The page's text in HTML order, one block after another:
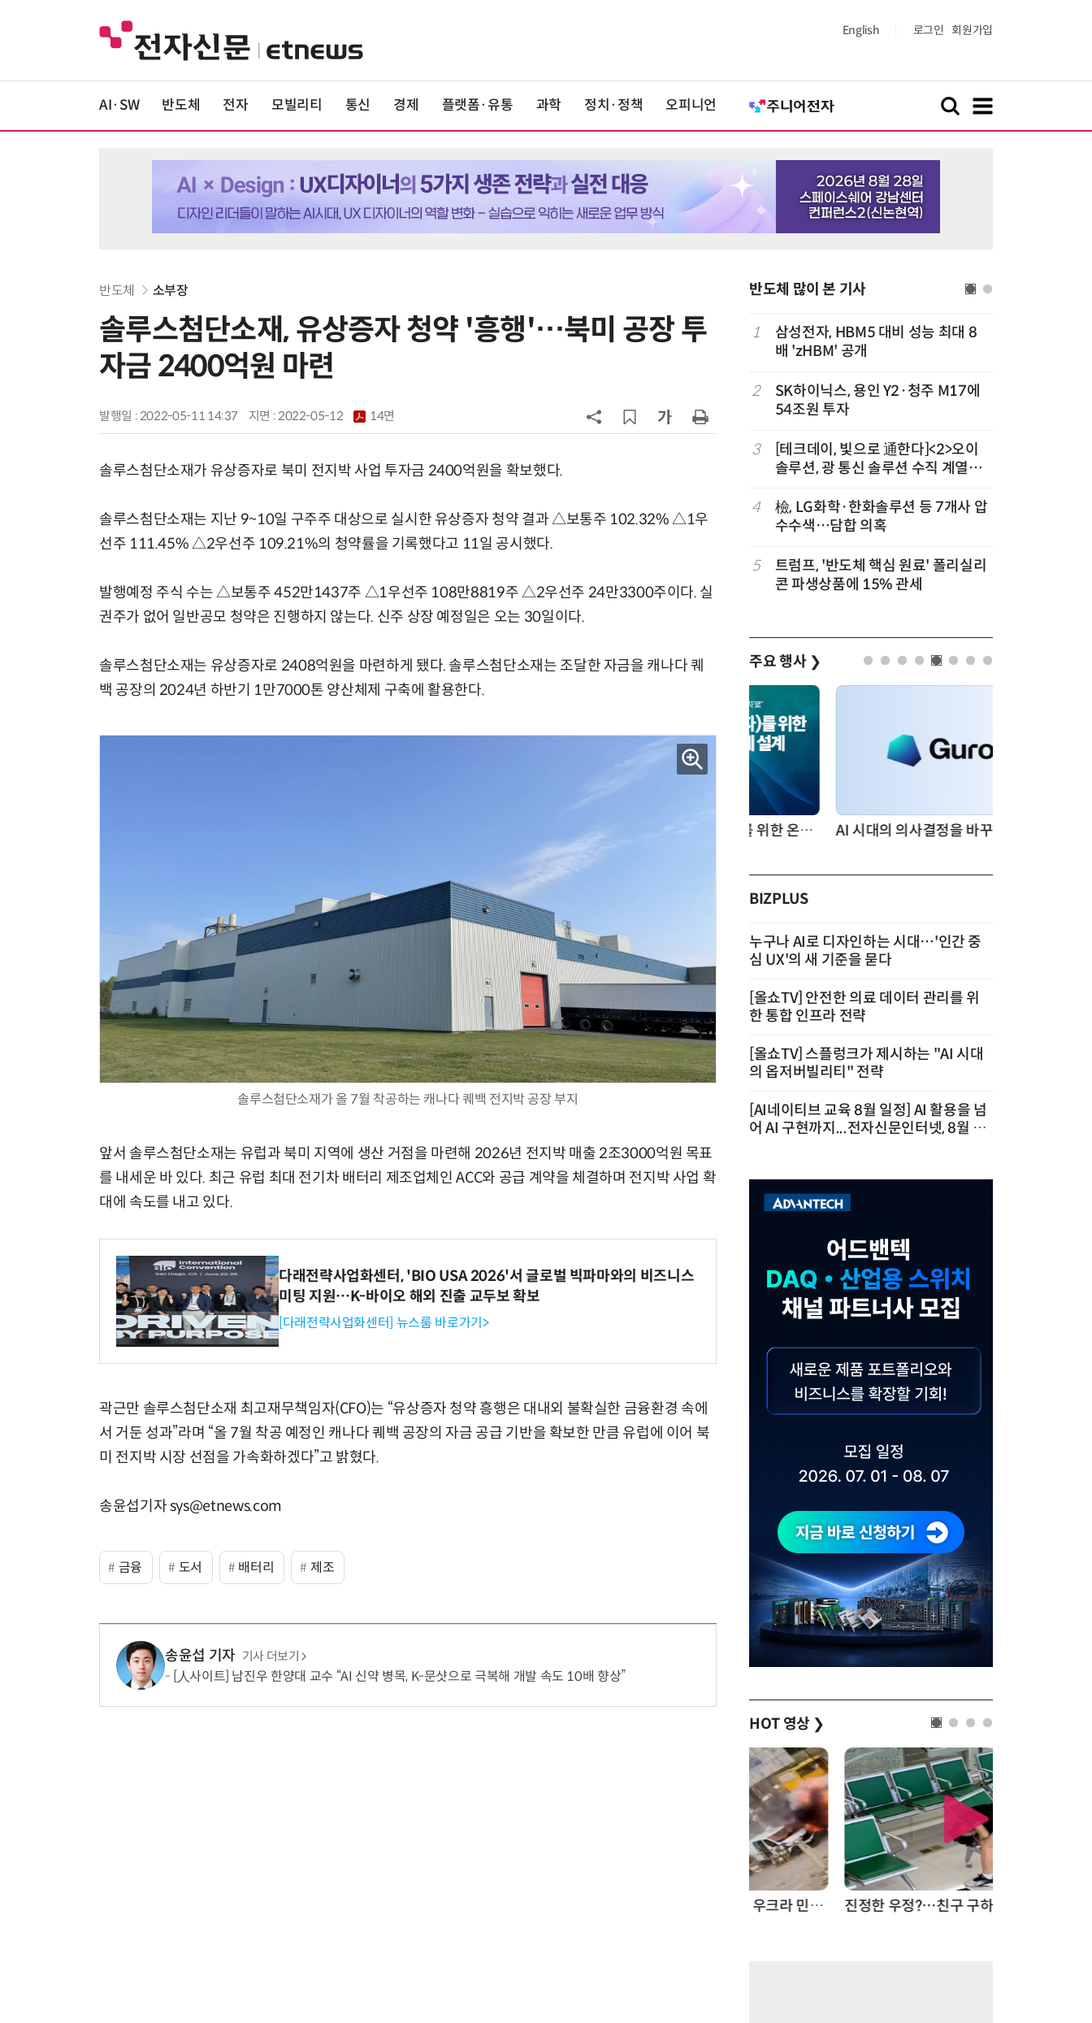
English 로그인 회원가입
AI·SW 반도체 전자 모빌리티 통신 경제 플랫폼·유통 과학 정치·정책 오피니언
반도체 소부장
솔루스첨단소재, 유상증자 청약 '흥행'…북미 공장 투
자금 2400억원 마련
발행일 : 2022-05-11 14:37 지면 :2022-05-12 14면
솔루스첨단소재가 유상증자로 북미 전지박 사업 투자금 2400억원을 확보했다.
솔루스첨단소재는 지난 9~10일 구주주 대상으로 실시한 유상증자 청약 결과 △보통주 102.32% △1우
선주 111.45% △2우선주 109.21%의 청약률을 기록했다고 11일 공시했다.
발행예정 주식 수는 △보통주 452만1437주 △1우선주 108만8819주 △2우선주 24만3300주이다. 실
권주가 없어 일반공모 청약은 진행하지 않는다. 신주 상장 예정일은 오는 30일이다.
솔루스첨단소재는 유상증자로 2408억원을 마련하게 됐다. 솔루스첨단소재는 조달한 자금을 캐나다 퀘
백 공장의 2024년 하반기 1만7000톤 양산체제 구축에 활용한다.
솔루스첨단소재가 올 7월 착공하는 캐나다 퀘백 전지박 공장 부지
앞서 솔루스첨단소재는 유럽과 북미 지역에 생산 거점을 마련해 2026년 전지박 매출 2조3000억원 목표
를 내세운 바 있다. 최근 유럽 최대 전기차 배터리 제조업체인 ACC와 공급 계약을 체결하며 전지박 사업 확
대에 속도를 내고 있다.
다래전략사업화센터, 'BIO USA 2026'서 글로벌 빅파마와의 비즈니스
미팅 지원…K-바이오 해외 진출 교두보 확보
[다래전략사업화센터] 뉴스룸 바로가기>
곽근만 솔루스첨단소재 최고재무책임자(CFO)는 “유상증자 청약 흥행은 대내외 불확실한 금융환경 속에
서 거둔 성과”라며 “올 7월 착공 예정인 캐나다 퀘백 공장의 자금 공급 기반을 확보한 만큼 유럽에 이어 북
미 전지박 시장 선점을 가속화하겠다”고 밝혔다.
송윤섭기자 sys@etnews.com
금융 도서 배터리 제조
송윤섭 기자 기사 더보기
[人사이트] 남진우 한양대 교수 “AI 신약 병목, K-문샷으로 극복해 개발 속도 10배 향상”
반도체 많이 본 기사
6
AMD, 데이터센터 매출 2배 급증…2
속…외부 파트너 유치 포석
·PIM', FMS 2026 어워드서 2관왕
고 소재는 아직
넘었다…中 전기차 재활용 체계 시
험대
1
삼성전자, HBM5 대비 성능 최대 8
배 'zHBM' 공개
2
SK하이닉스, 용인 Y2·청주 M17에
54조원 투자
3
[테크데이, 빛으로 通한다]<2>오이
솔루션, 광 통신 솔루션 수직 계열
략'
4
檢, LG화학·한화솔루션 등 7개사 압
수수색…담합 의혹
5
트럼프, '반도체 핵심 원료' 폴리실리
콘 파생상품에 15% 관세
주요 행사 ❯
AI 시대의 의사결정을 바꾸는 수리최적화(Optimization): 실제 산업 적용 사례와 활용 전략
BIZPLUS
누구나 AI로 디자인하는 시대…'인간 중
심 UX'의 새 기준을 묻다
[올쇼TV] 안전한 의료 데이터 관리를 위
한 통합 인프라 전략
[올쇼TV] 스플렁크가 제시하는 "AI 시대
의 옵저버빌리티" 전략
[AI네이티브 교육 8월 일정] AI 활용을 넘
어 AI 구현까지...전자신문인터넷, 8월 실
HOT 영상 ❯
진정한 우정?…친구 구하려다 둘 다 의자 틈에 목이 낀 순간